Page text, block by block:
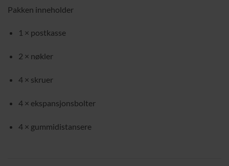
Pakken inneholder
1 × postkasse
2 × nøkler
4 × skruer
4 × ekspansjonsbolter
4 × gummidistansere